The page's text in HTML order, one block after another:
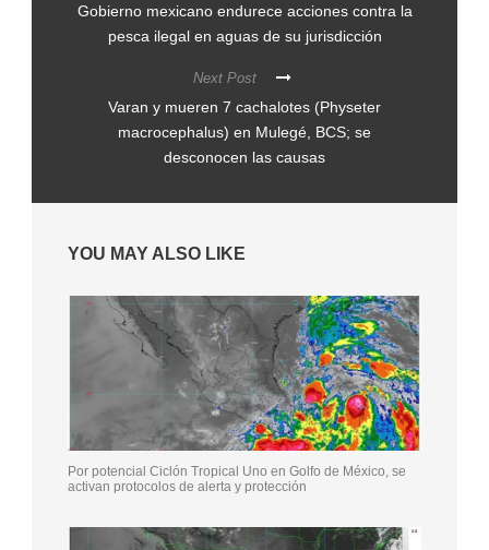
Gobierno mexicano endurece acciones contra la
pesca ilegal en aguas de su jurisdicción
Next Post
Varan y mueren 7 cachalotes (Physeter
macrocephalus) en Mulegé, BCS; se
desconocen las causas
YOU MAY ALSO LIKE
Por potencial Ciclón Tropical Uno en Golfo de México, se
activan protocolos de alerta y protección